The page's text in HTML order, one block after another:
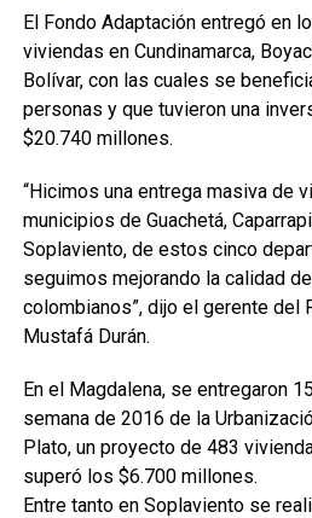
El Fondo Adaptación entregó en
viviendas en Cundinamarca,
Bolívar, con las cuales se
personas y que tuvieron una
$20.740 millones.
“Hicimos una entrega masiva de
municipios de Guachetá,
Soplaviento, de estos cinco
seguimos mejorando la calidad
colombianos”, dijo el gerente del
Mustafá Durán.
En el Magdalena, se entregaron
semana de 2016 de la
Plato, un proyecto de 483
superó los $6.700 millones.
Entre tanto en Soplaviento se